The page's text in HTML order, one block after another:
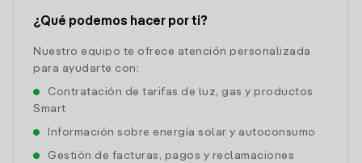
¿Qué podemos hacer por ti?
Nuestro equipo te ofrece atención personalizada
para ayudarte con:
Contratación de tarifas de luz, gas y productos
Smart
Información sobre energía solar y autoconsumo
Gestión de facturas, pagos y reclamaciones